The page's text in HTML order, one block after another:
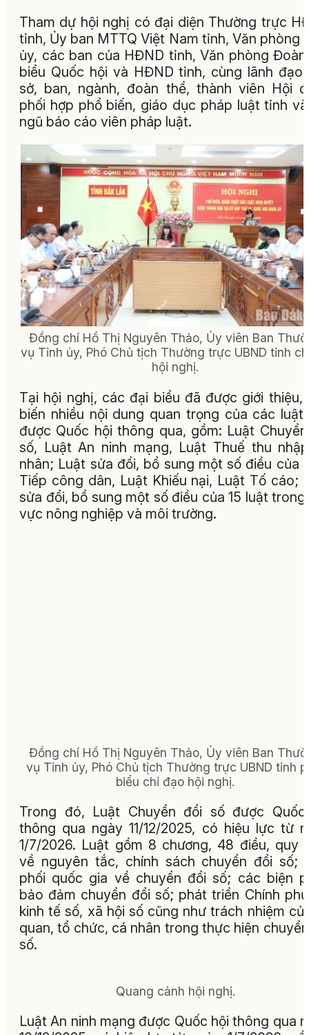
Tham dự hội nghị có đại diện Thường trực
tỉnh, Ủy ban MTTQ Việt Nam tỉnh, Văn phòng
ủy, các ban của HĐND tỉnh, Văn phòng
biểu Quốc hội và HĐND tỉnh, cùng lãnh đạo
sở, ban, ngành, đoàn thể, thành viên Hội
phối hợp phổ biến, giáo dục pháp luật tỉnh
ngũ báo cáo viên pháp luật.
Đồng chí Hồ Thị Nguyên Thảo, Ủy viên Ban
vụ Tỉnh ủy, Phó Chủ tịch Thường trực UBND tỉnh
hội nghị.
Tại hội nghị, các đại biểu đã được giới thiệu,
biến nhiều nội dung quan trọng của các luật
được Quốc hội thông qua, gồm: Luật
số, Luật An ninh mạng, Luật Thuế thu
nhân; Luật sửa đổi, bổ sung một số điều của
Tiếp công dân, Luật Khiếu nại, Luật Tố cáo;
sửa đổi, bổ sung một số điều của 15 luật trong
vực nông nghiệp và môi trường.
Đồng chí Hồ Thị Nguyên Thảo, Ủy viên Ban
vụ Tỉnh ủy, Phó Chủ tịch Thường trực UBND tỉnh
biểu chỉ đạo hội nghị.
Trong đó, Luật Chuyển đổi số được
thông qua ngày 11/12/2025, có hiệu lực từ
1/7/2026. Luật gồm 8 chương, 48 điều, quy
về nguyên tắc, chính sách chuyển đổi số;
phối quốc gia về chuyển đổi số; các biện
bảo đảm chuyển đổi số; phát triển Chính
kinh tế số, xã hội số cũng như trách nhiệm
quan, tổ chức, cá nhân trong thực hiện
số.
Quang cảnh hội nghị.
Luật An ninh mạng được Quốc hội thông qua